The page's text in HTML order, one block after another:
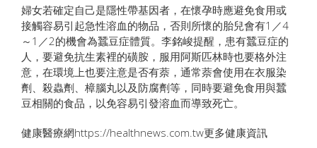
婦女若確定自己是隱性帶基因者，在懷孕時應避免食用或
接觸容易引起急性溶血的物品，否則所懷的胎兒會有1／4
～1／2的機會為蠶豆症體質。李銘峻提醒，患有蠶豆症的
人，要避免抗生素裡的磺胺，服用阿斯匹林時也要格外注
意，在環境上也要注意是否有萘，通常萘會使用在衣服染
劑、殺蟲劑、樟腦丸以及防腐劑等，同時要避免食用與蠶
豆相關的食品，以免容易引發溶血而導致死亡。
健康醫療網https://healthnews.com.tw更多健康資訊